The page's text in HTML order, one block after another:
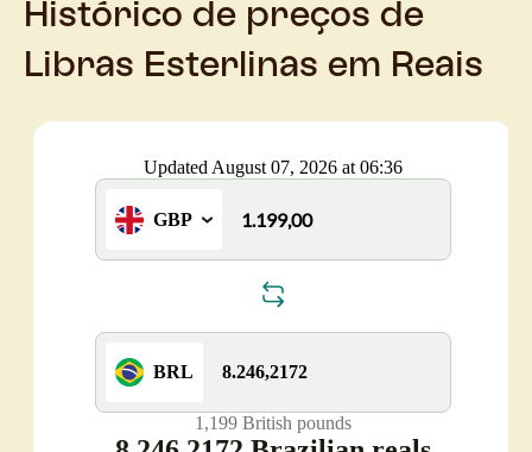
Histórico de preços de
Libras Esterlinas em Reais